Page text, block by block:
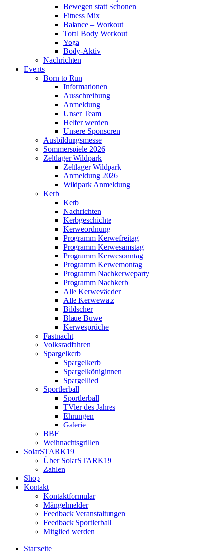
Bewegen statt Schonen
Fitness Mix
Balance – Workout
Total Body Workout
Yoga
Body-Aktiv
Nachrichten
Events
Born to Run
Informationen
Ausschreibung
Anmeldung
Unser Team
Helfer werden
Unsere Sponsoren
Ausbildungsmesse
Sommerspiele 2026
Zeltlager Wildpark
Zeltlager Wildpark
Anmeldung 2026
Wildpark Anmeldung
Kerb
Kerb
Nachrichten
Kerbgeschichte
Kerweordnung
Programm Kerwefreitag
Programm Kerwesamstag
Programm Kerwesonntag
Programm Kerwemontag
Programm Nachkerweparty
Programm Nachkerb
Alle Kerwevädder
Alle Kerwewätz
Bildscher
Blaue Buwe
Kerwesprüche
Fastnacht
Volksradfahren
Spargelkerb
Spargelkerb
Spargelköniginnen
Spargellied
Sportlerball
Sportlerball
TVler des Jahres
Ehrungen
Galerie
BBF
Weihnachtsgrillen
SolarSTARK19
Über SolarSTARK19
Zahlen
Shop
Kontakt
Kontaktformular
Mängelmelder
Feedback Veranstaltungen
Feedback Sportlerball
Mitglied werden
Startseite